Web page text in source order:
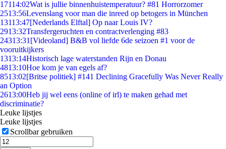
17114:02Wat is jullie binnenhuistemperatuur? #81 Horrorzomer
2513:56Levenslang voor man die inreed op betogers in München
13113:47[Nederlands Elftal] Op naar Louis IV?
2913:32Transfergeruchten en contractverlenging #83
24313:31 [Videoland] B&B vol liefde 6de seizoen #1 voor de
vooruitkijkers
1313:14Historisch lage waterstanden Rijn en Donau
4813:10Hoe kom je van egels af?
8513:02[Britse politiek] #141 Declining Gracefully Was Never Really
an Option
2613:00Heb jij wel eens (online of irl) te maken gehad met
discriminatie?
Leuke lijstjes
Leuke lijstjes
Scrollbar gebruiken